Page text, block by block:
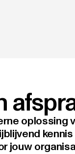
oplossing
jouw